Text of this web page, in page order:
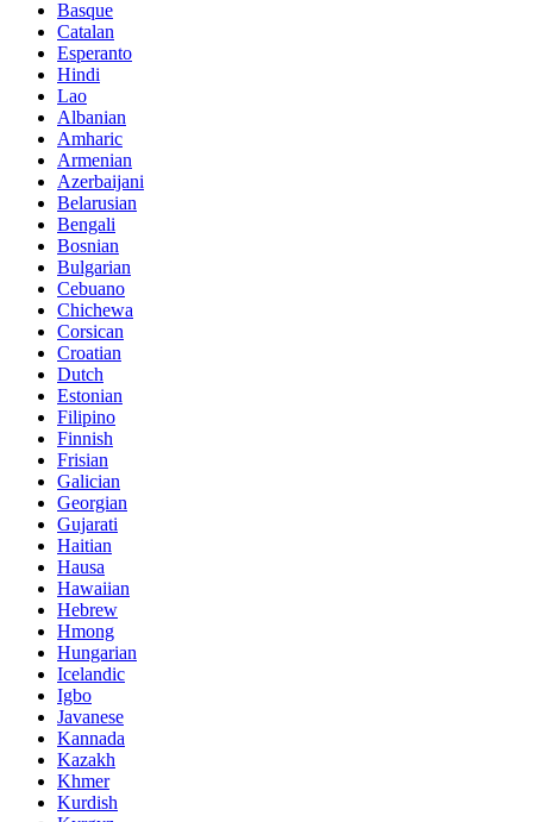
Basque
Catalan
Esperanto
Hindi
Lao
Albanian
Amharic
Armenian
Azerbaijani
Belarusian
Bengali
Bosnian
Bulgarian
Cebuano
Chichewa
Corsican
Croatian
Dutch
Estonian
Filipino
Finnish
Frisian
Galician
Georgian
Gujarati
Haitian
Hausa
Hawaiian
Hebrew
Hmong
Hungarian
Icelandic
Igbo
Javanese
Kannada
Kazakh
Khmer
Kurdish